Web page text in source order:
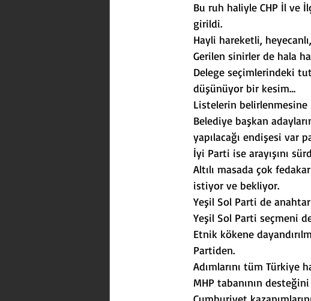
Bu ruh haliyle CHP İl ve
girildi.
Hayli hareketli,
Gerilen sinirler de hala
Delege seçimlerindeki
düşünüyor bir kesim…
Listelerin
Belediye başkan
yapılacağı endişesi var
İyi Parti ise arayışını
Altılı masada çok
istiyor ve bekliyor.
Yeşil Sol Parti de
Yeşil Sol Parti seçmeni
Etnik kökene
Partiden.
Adımlarını tüm Türkiye
MHP tabanının